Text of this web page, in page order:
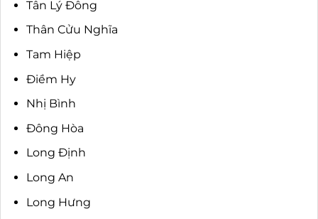
Tân Lý Đông
Thân Cửu Nghĩa
Tam Hiệp
Điềm Hy
Nhị Bình
Đông Hòa
Long Định
Long An
Long Hưng